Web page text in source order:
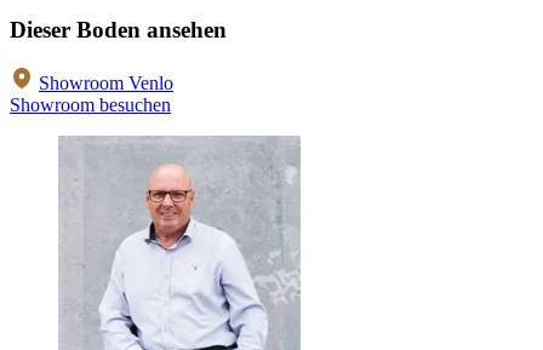
Dieser Boden ansehen
Showroom Venlo
Showroom besuchen